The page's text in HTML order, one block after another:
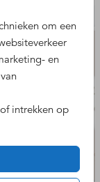
om een
en
intrekken op